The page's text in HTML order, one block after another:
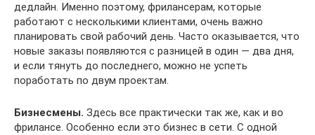
дедлайн. Именно поэтому, фрилансерам, которые
работают с несколькими клиентами, очень важно
планировать свой рабочий день. Часто оказывается, что
новые заказы появляются с разницей в один — два дня,
и если тянуть до последнего, можно не успеть
поработать по двум проектам.
Бизнесмены. Здесь все практически так же, как и во
фрилансе. Особенно если это бизнес в сети. С одной